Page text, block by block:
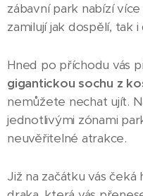
zábavní park nabízí
zamilují jak dospělí, tak i
Hned po příchodu vás
gigantickou sochu z
nemůžete nechat ujít.
jednotlivými zónami
neuvěřitelné atrakce.
Již na začátku vás